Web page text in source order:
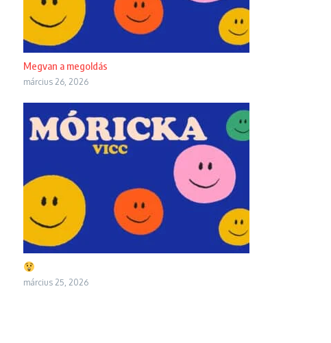
Megvan a megoldás
március 26, 2026
március 25, 2026